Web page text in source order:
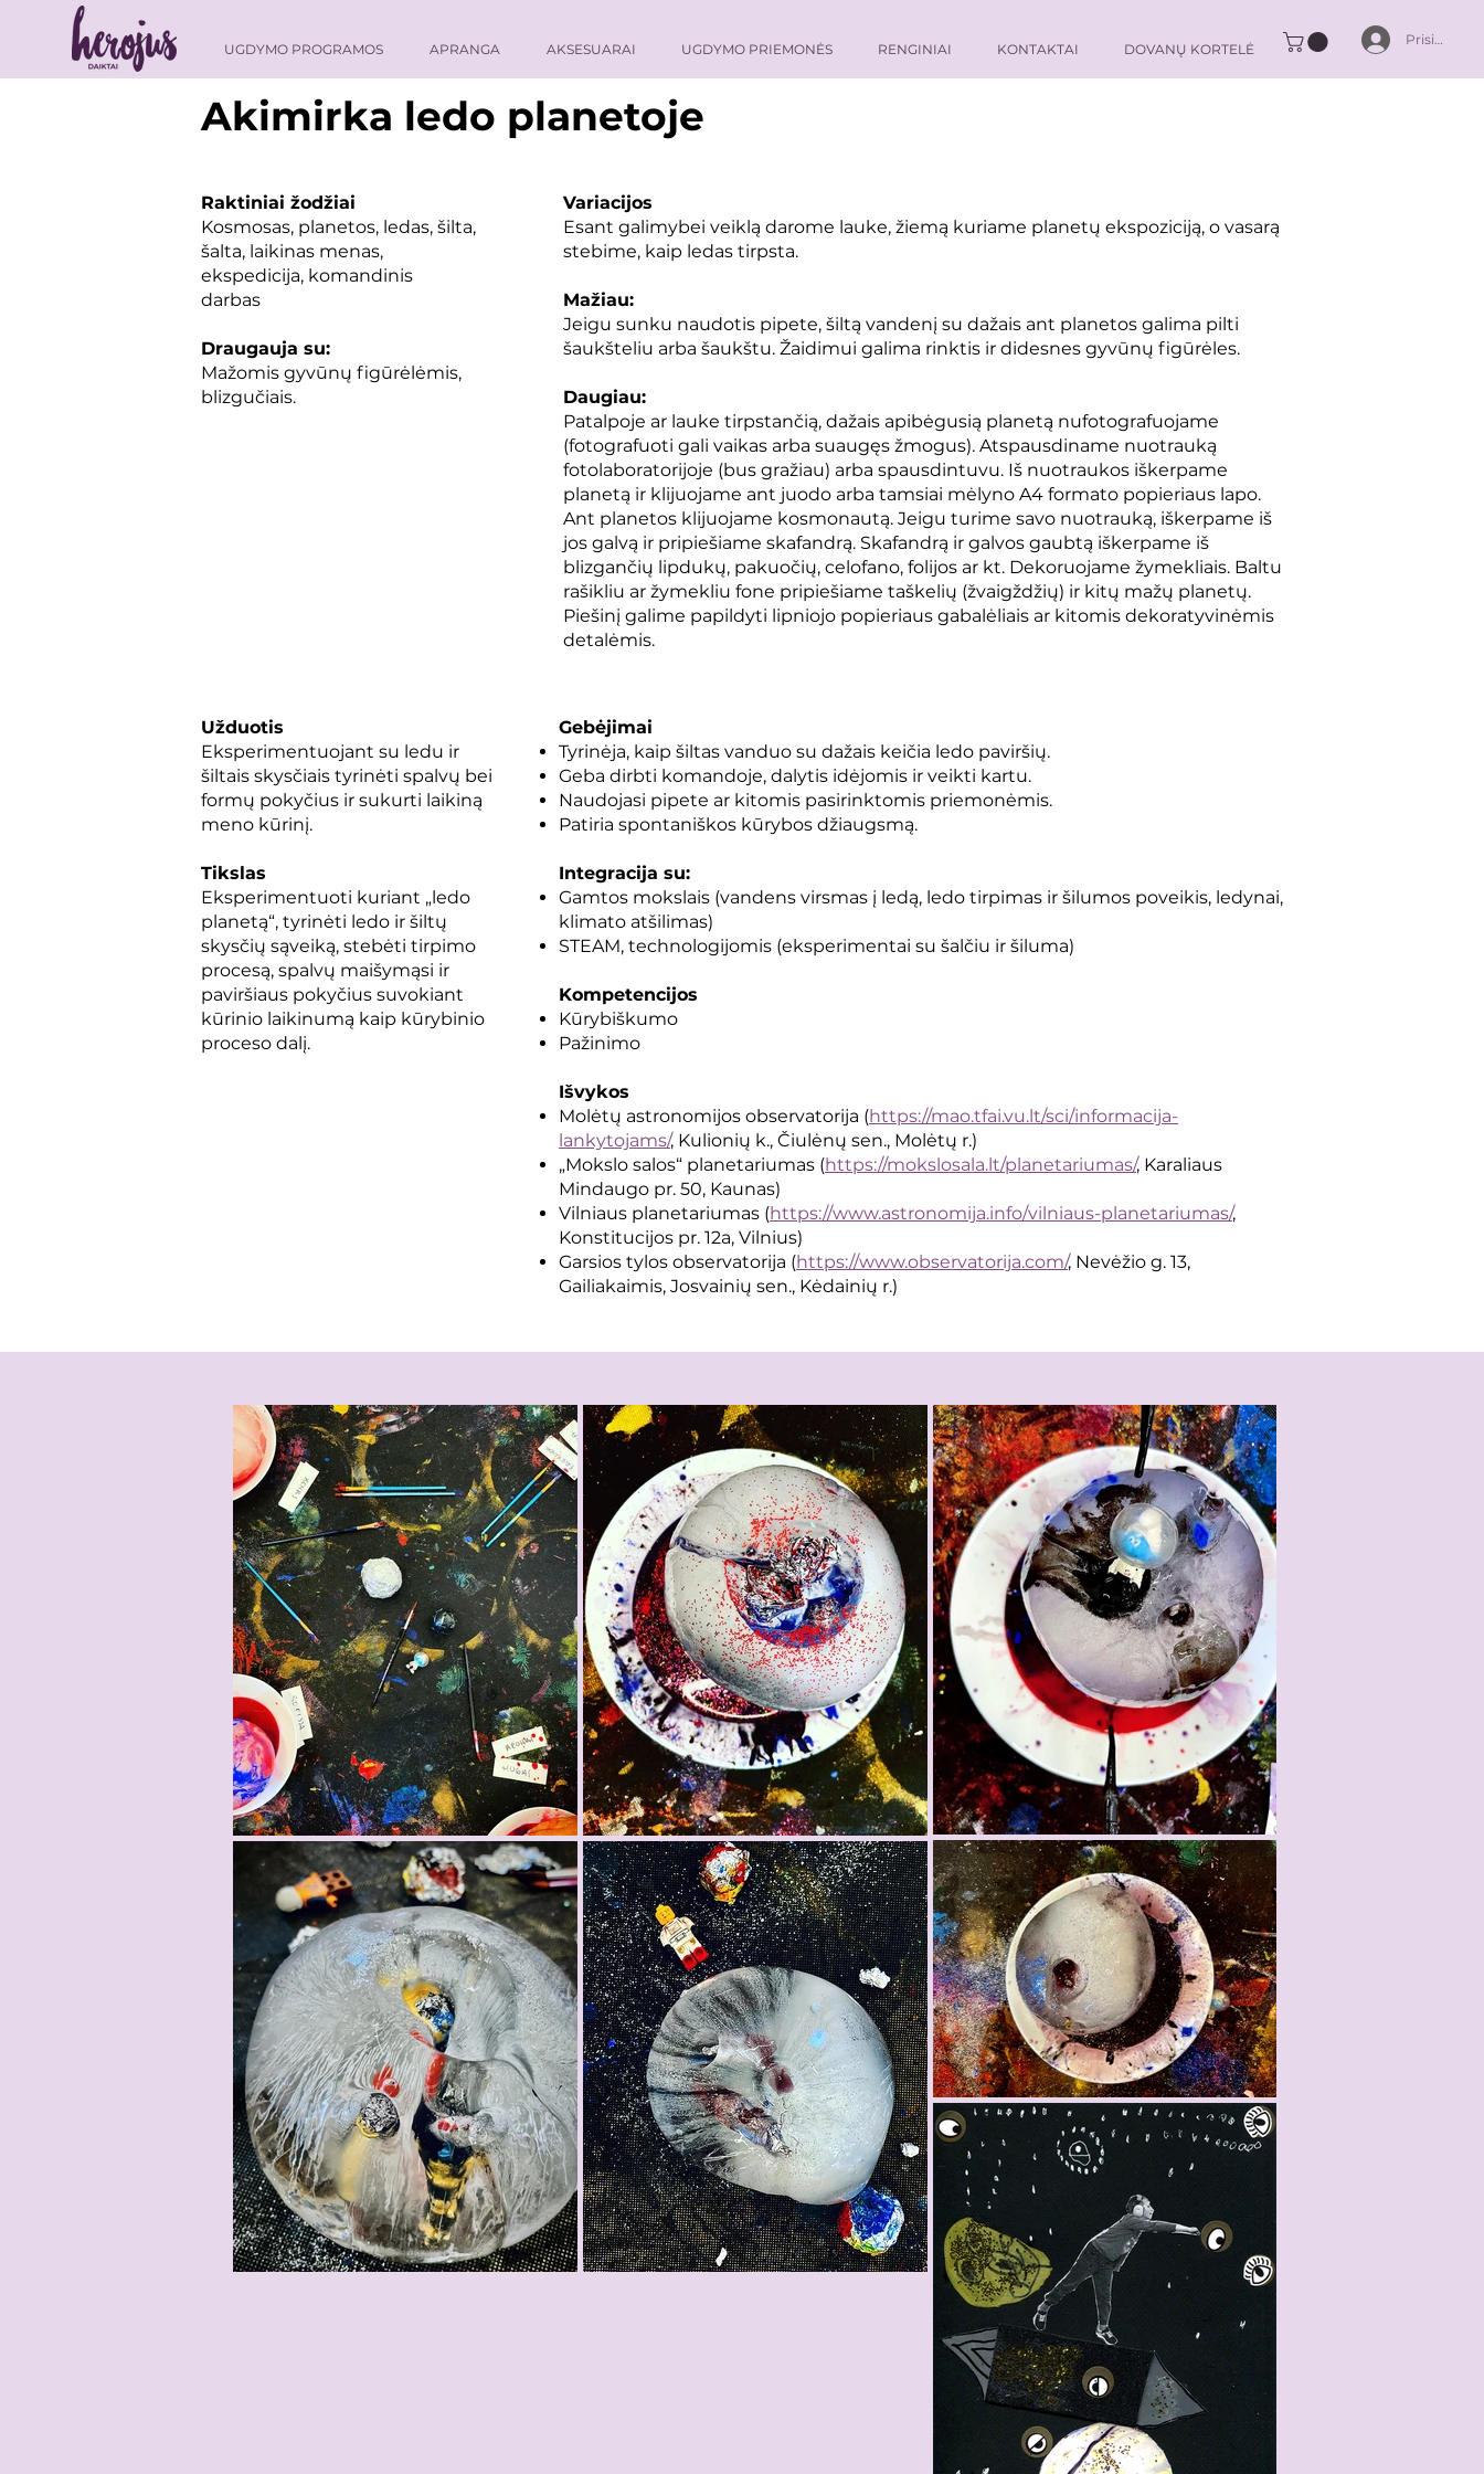
UGDYMO PROGRAMOS APRANGA AKSESUARAI UGDYMO PRIEMONĖS RENGINIAI KONTAKTAI DOVANŲ KORTELĖ
Prisijungti
Akimirka ledo planetoje
Raktiniai žodžiai
Kosmosas, planetos, ledas, šilta,
šalta, laikinas menas,
ekspedicija, komandinis
darbas
Draugauja su:
Mažomis gyvūnų figūrėlėmis,
blizgučiais.
Variacijos
Esant galimybei veiklą darome lauke, žiemą kuriame planetų ekspoziciją, o vasarą
stebime, kaip ledas tirpsta.
Mažiau:
Jeigu sunku naudotis pipete, šiltą vandenį su dažais ant planetos galima pilti
šaukšteliu arba šaukštu. Žaidimui galima rinktis ir didesnes gyvūnų figūrėles.
Daugiau:
Patalpoje ar lauke tirpstančią, dažais apibėgusią planetą nufotografuojame
(fotografuoti gali vaikas arba suaugęs žmogus). Atspausdiname nuotrauką
fotolaboratorijoje (bus gražiau) arba spausdintuvu. Iš nuotraukos iškerpame
planetą ir klijuojame ant juodo arba tamsiai mėlyno A4 formato popieriaus lapo.
Ant planetos klijuojame kosmonautą. Jeigu turime savo nuotrauką, iškerpame iš
jos galvą ir pripiešiame skafandrą. Skafandrą ir galvos gaubtą iškerpame iš
blizgančių lipdukų, pakuočių, celofano, folijos ar kt. Dekoruojame žymekliais. Baltu
rašikliu ar žymekliu fone pripiešiame taškelių (žvaigždžių) ir kitų mažų planetų.
Piešinį galime papildyti lipniojo popieriaus gabalėliais ar kitomis dekoratyvinėmis
detalėmis.
Užduotis
Eksperimentuojant su ledu ir
šiltais skysčiais tyrinėti spalvų bei
formų pokyčius ir sukurti laikiną
meno kūrinį.
Tikslas
Eksperimentuoti kuriant „ledo
planetą“, tyrinėti ledo ir šiltų
skysčių sąveiką, stebėti tirpimo
procesą, spalvų maišymąsi ir
paviršiaus pokyčius suvokiant
kūrinio laikinumą kaip kūrybinio
proceso dalį.
Gebėjimai
Tyrinėja, kaip šiltas vanduo su dažais keičia ledo paviršių.
Geba dirbti komandoje, dalytis idėjomis ir veikti kartu.
Naudojasi pipete ar kitomis pasirinktomis priemonėmis.
Patiria spontaniškos kūrybos džiaugsmą.
Integracija su:
Gamtos mokslais (vandens virsmas į ledą, ledo tirpimas ir šilumos poveikis, ledynai,
klimato atšilimas)
STEAM, technologijomis (eksperimentai su šalčiu ir šiluma)
Kompetencijos
Kūrybiškumo
Pažinimo
Išvykos
Molėtų astronomijos observatorija (https://mao.tfai.vu.lt/sci/informacija-
lankytojams/, Kulionių k., Čiulėnų sen., Molėtų r.)
„Mokslo salos“ planetariumas (https://mokslosala.lt/planetariumas/, Karaliaus
Mindaugo pr. 50, Kaunas)
Vilniaus planetariumas (https://www.astronomija.info/vilniaus-planetariumas/,
Konstitucijos pr. 12a, Vilnius)
Garsios tylos observatorija (https://www.observatorija.com/, Nevėžio g. 13,
Gailiakaimis, Josvainių sen., Kėdainių r.)